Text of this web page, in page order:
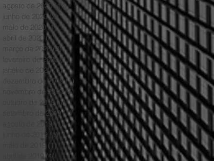
agosto de 2020 (1)1 post
junho de 2020 (2)2 posts
maio de 2020 (1)1 post
abril de 2020 (1)1 post
março de 2020 (2)2 posts
fevereiro de 2020 (1)1 post
janeiro de 2020 (1)1 post
dezembro de 2019 (1) 1 post
novembro de 2019 (3) 3 posts
outubro de 2019 (1)1 post
setembro de 2019 (1)1 post
agosto de 2019 (1)1 post
junho de 2019 (1)1 post
maio de 2019 (1) 1 post
abril de 2019 (1) 1 post